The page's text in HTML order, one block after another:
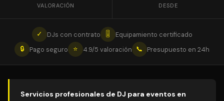
VALORACIÓN DESDE
✓ DJs con contrato 🎚
Equipamiento certificado
🔒
Pago seguro ⭐ 4.9/5 valoración 📞 Presupuesto en 24h
Servicios profesionales de DJ para eventos en